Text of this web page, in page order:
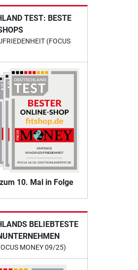
TEST: BESTE
(FOCUS
10. Mal in Folge
BELIEBTESTE
MONEY 09/25)